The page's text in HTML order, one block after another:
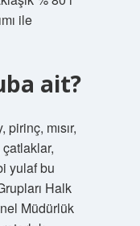
ile
ait?
mısır,
yulaf bu
Halk
Müdürlük